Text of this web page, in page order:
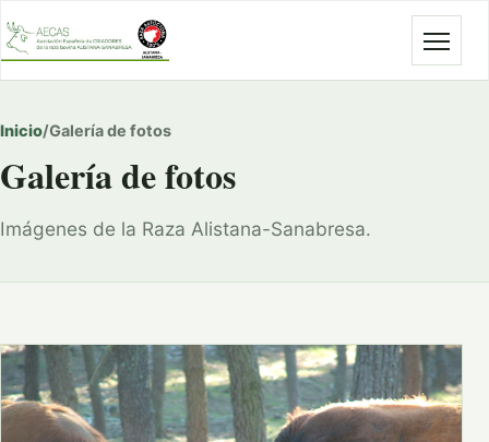
Abrir
Inicio/Galería de fotos
Galería de fotos
Imágenes de la Raza Alistana-Sanabresa.